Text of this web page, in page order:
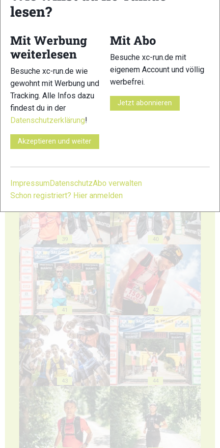
35 36
37 38
39 40
41 42
43 44
lesen?
Mit Werbung
weiterlesen
Besuche xc-run.de wie
gewohnt mit Werbung und
Tracking. Alle Infos dazu
findest du in der
Datenschutzerklärung!
Akzeptieren und weiter
Mit Abo
Besuche xc-run.de mit
eigenem Account und völlig
werbefrei.
Jetzt abonnieren
Impressum DatenschutzAbo verwalten
Schon registriert? Hier anmelden